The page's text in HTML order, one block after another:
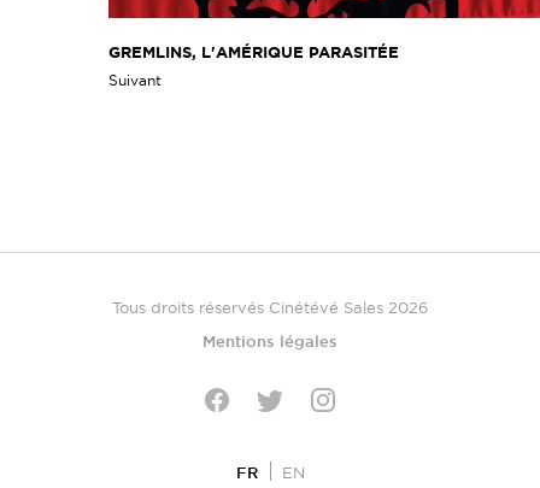
GREMLINS, L'AMÉRIQUE PARASITÉE
Suivant
Tous droits réservés Cinétévé Sales 2026
Mentions légales
FR EN